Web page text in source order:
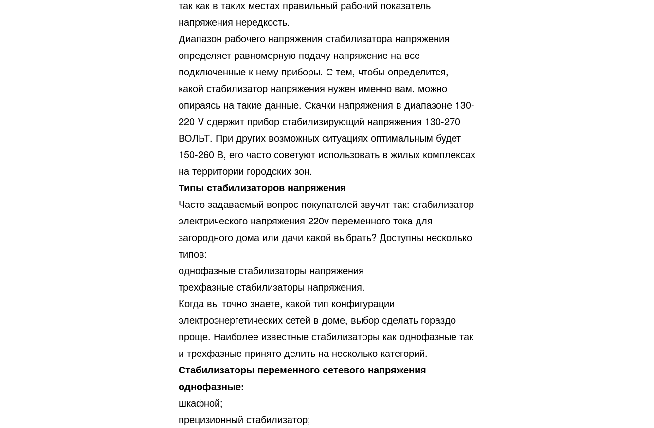
так как в таких местах правильный рабочий показатель
напряжения нередкость.
Диапазон рабочего напряжения стабилизатора напряжения
определяет равномерную подачу напряжение на все
подключенные к нему приборы. С тем, чтобы определится,
какой стабилизатор напряжения нужен именно вам, можно
опираясь на такие данные. Скачки напряжения в диапазоне 130-
220 V сдержит прибор стабилизирующий напряжения 130-270
ВОЛЬТ. При других возможных ситуациях оптимальным будет
150-260 В, его часто советуют использовать в жилых комплексах
на территории городских зон.
Типы стабилизаторов напряжения
Часто задаваемый вопрос покупателей звучит так: стабилизатор
электрического напряжения 220v переменного тока для
загородного дома или дачи какой выбрать? Доступны несколько
типов:
однофазные стабилизаторы напряжения
трехфазные стабилизаторы напряжения.
Когда вы точно знаете, какой тип конфигурации
электроэнергетических сетей в доме, выбор сделать гораздо
проще. Наиболее известные стабилизаторы как однофазные так
и трехфазные принято делить на несколько категорий.
Стабилизаторы переменного сетевого напряжения
однофазные:
шкафной;
прецизионный стабилизатор;